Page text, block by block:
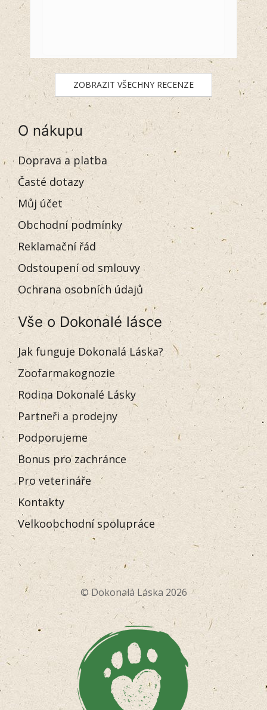
ZOBRAZIT VŠECHNY RECENZE
O nákupu
Doprava a platba
Časté dotazy
Můj účet
Obchodní podmínky
Reklamační řád
Odstoupení od smlouvy
Ochrana osobních údajů
Vše o Dokonalé lásce
Jak funguje Dokonalá Láska?
Zoofarmakognozie
Rodina Dokonalé Lásky
Partneři a prodejny
Podporujeme
Bonus pro zachránce
Pro veterináře
Kontakty
Velkoobchodní spolupráce
© Dokonalá Láska 2026